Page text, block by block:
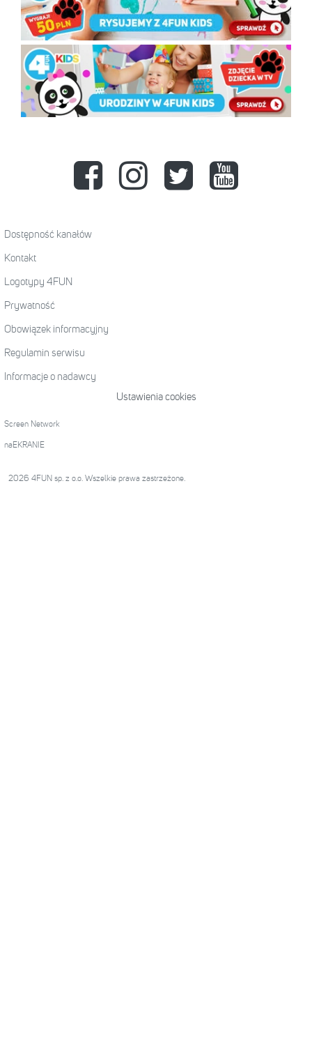
Dostępność kanałów
Kontakt
Logotypy 4FUN
Prywatność
Obowiązek informacyjny
Regulamin serwisu
Informacje o nadawcy
Ustawienia cookies
Screen Network
naEKRANIE
2026 4FUN sp. z o.o. Wszelkie prawa zastrzeżone.